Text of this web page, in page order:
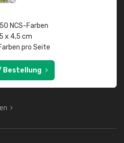
NCS-Farben
x 4,5 cm
pro Seite
Bestellung